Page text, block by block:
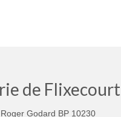
de Flixecourt
Godard BP 10230